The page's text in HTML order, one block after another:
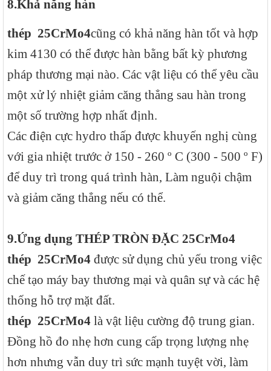
8.Khả năng hàn
thép 25CrMo4cũng có khả năng hàn tốt và hợp
kim 4130 có thể được hàn bằng bất kỳ phương
pháp thương mại nào. Các vật liệu có thể yêu cầu
một xử lý nhiệt giảm căng thẳng sau hàn trong
một số trường hợp nhất định.
Các điện cực hydro thấp được khuyến nghị cùng
với gia nhiệt trước ở 150 - 260 º C (300 - 500 º F)
để duy trì trong quá trình hàn, Làm nguội chậm
và giảm căng thẳng nếu có thể.
9.Ứng dụng THÉP TRÒN ĐẶC 25CrMo4
thép 25CrMo4 được sử dụng chủ yếu trong việc
chế tạo máy bay thương mại và quân sự và các hệ
thống hỗ trợ mặt đất.
thép 25CrMo4 là vật liệu cường độ trung gian.
Đồng hồ đo nhẹ hơn cung cấp trọng lượng nhẹ
hơn nhưng vẫn duy trì sức mạnh tuyệt vời, làm